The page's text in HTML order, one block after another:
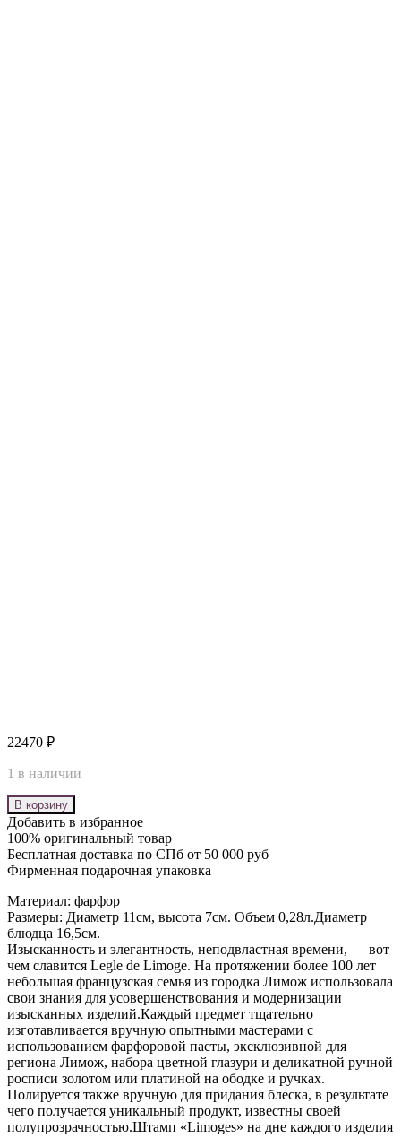
22470 ₽
1 в наличии
В корзину
Добавить в избранное
100% оригинальный товар
Бесплатная доставка по СПб от 50 000 руб
Фирменная подарочная упаковка
Материал: фарфор
Размеры: Диаметр 11см, высота 7см. Объем 0,28л.Диаметр
блюдца 16,5см.
Изысканность и элегантность, неподвластная времени, — вот
чем славится Legle de Limoge. На протяжении более 100 лет
небольшая французская семья из городка Лимож использовала
свои знания для усовершенствования и модернизации
изысканных изделий.Каждый предмет тщательно
изготавливается вручную опытными мастерами с
использованием фарфоровой пасты, эксклюзивной для
региона Лимож, набора цветной глазури и деликатной ручной
росписи золотом или платиной на ободке и ручках.
Полируется также вручную для придания блеска, в результате
чего получается уникальный продукт, известны своей
полупрозрачностью.Штамп «Limoges» на дне каждого изделия